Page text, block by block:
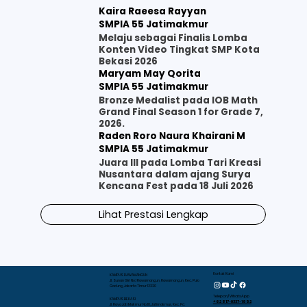
Kaira Raeesa Rayyan
SMPIA 55 Jatimakmur
Melaju sebagai Finalis Lomba
Konten Video Tingkat SMP Kota
Bekasi 2026
Maryam May Qorita
SMPIA 55 Jatimakmur
Bronze Medalist pada IOB Math
Grand Final Season 1 for Grade 7,
2026.
Raden Roro Naura Khairani M
SMPIA 55 Jatimakmur
Juara III pada Lomba Tari Kreasi
Nusantara dalam ajang Surya
Kencana Fest pada 18 Juli 2026
Lihat Prestasi Lengkap
KAMPUS RAWAMANGUN
Jl. Sunan Giri No.1 Rawamangun, Rawamangun, Kec. Pulo
Gadung, Jakarta Timur 13220
KAMPUS BEKASI
Jl. Raya Jati Makmur No.10, Jatimakmur, Kec. Pd.
Kontak Kami
Telepon/WhatsApp
+62 817-0337-1952